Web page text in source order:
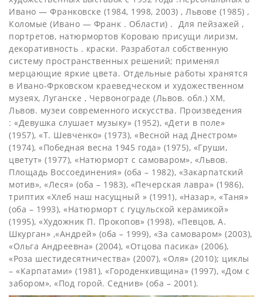
Ивано — Франковске (1984, 1998, 2003) , Львове (1985) ,
Коломые (Ивано — Франк . Области) . Для пей­­зажей ,
портретов, натюрмортов Короваю присущи лиризм,
декоративность . краски. Разработал собственную
систему пространственных решений; применял
мерцающие яркие цвета. Отдельные работы хранятся
в Ивано-Фрковском крае­ведческом и художественном
музеях, Луганске , Червонограде (Львов. обл.) ХМ,
Львов. музеи современного искусства. Произведения
: «Девушка слушает музыку» (1952), «Дети в поле»
(1957), «Т. Шевченко» (1973), «Весной над Днестром»
(1974), «Победная весна 1945 года» (1975), «Груши,
цветут» (1977), «Натюрморт с самоваром», «Львов.
Площадь Воссоединения» (оба – 1982), «Закарпатс­­кий
мотив», «Леся» (оба – 1983), «Печерская лавра» (1986),
триптих «Хлеб наш насущный » (1991), «Назар», «Таня»
(оба – 1993), «Натюрморт с гуцульской керамикой»
(1995), «Художник П. Прокопов» (1998), «Певцов, А.
Шкурган» ,«Андрей» (оба – 1999), «За самоваром» (2003),
«Ольга Андреевна» (2004), «Отцова па­­сика» (2006),
«Роза шестидесятничества» (2007), «Оля» (2010); циклы
– «Кар­­патами» (1981), «Городенкивщина» (1997), «Дом с
забором», «Под горой. Седнив» (оба – 2001).